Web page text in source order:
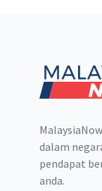
dalam
pendapat
anda.